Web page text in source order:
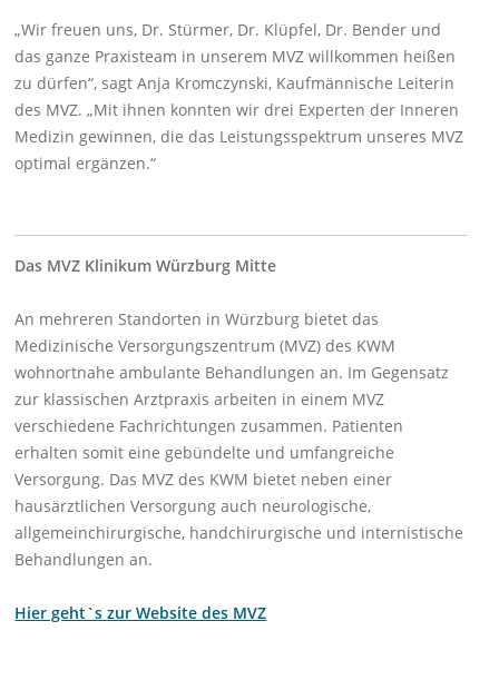
„Wir freuen uns, Dr. Stürmer, Dr. Klüpfel, Dr. Bender und
das ganze Praxisteam in unserem MVZ willkommen heißen
zu dürfen“, sagt Anja Kromczynski, Kaufmännische Leiterin
des MVZ. „Mit ihnen konnten wir drei Experten der Inneren
Medizin gewinnen, die das Leistungsspektrum unseres MVZ
optimal ergänzen.“
Das MVZ Klinikum Würzburg Mitte
An mehreren Standorten in Würzburg bietet das
Medizinische Versorgungszentrum (MVZ) des KWM
wohnortnahe ambulante Behandlungen an. Im Gegensatz
zur klassischen Arztpraxis arbeiten in einem MVZ
verschiedene Fachrichtungen zusammen. Patienten
erhalten somit eine gebündelte und umfangreiche
Versorgung. Das MVZ des KWM bietet neben einer
hausärztlichen Versorgung auch neurologische,
allgemeinchirurgische, handchirurgische und internistische
Behandlungen an.
Hier geht`s zur Website des MVZ